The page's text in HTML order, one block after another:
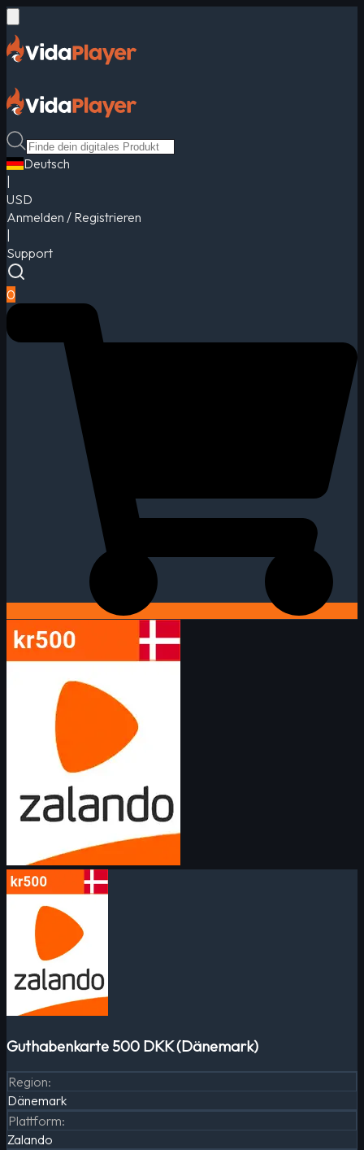
Deutsch
USD
Anmelden / Registrieren
Support
0
Guthabenkarte 500 DKK (Dänemark)
Region:
Dänemark
Plattform:
Zalando